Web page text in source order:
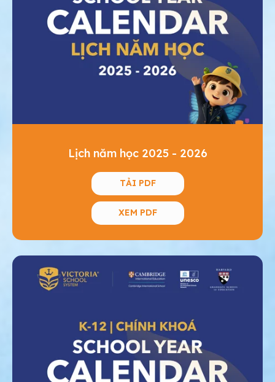
Lịch năm học 2025 - 2026
TẢI PDF
XEM PDF